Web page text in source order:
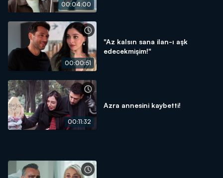
00:04:00
00:00:51
"Az kalsın sana ilan-ı aşk
edecekmişim!"
00:11:32
Azra annesini kaybetti!